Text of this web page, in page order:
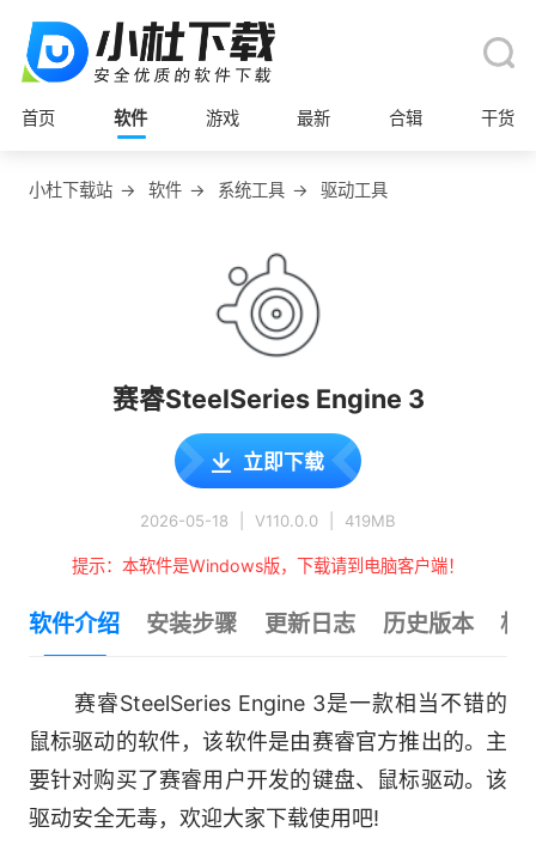
首页 软件 游戏 最新 合辑 干货
小杜下载站 → 软件 → 系统工具 → 驱动工具
赛睿SteelSeries Engine 3
立即下载
2026-05-18 V110.0.0 419MB
提示：本软件是Windows版，下载请到电脑客户端！
软件介绍 安装步骤 更新日志 历史版本 相
赛睿SteelSeries Engine 3是一款相当不错的
鼠标驱动的软件，该软件是由赛睿官方推出的。主
要针对购买了赛睿用户开发的键盘、鼠标驱动。该
驱动安全无毒，欢迎大家下载使用吧!